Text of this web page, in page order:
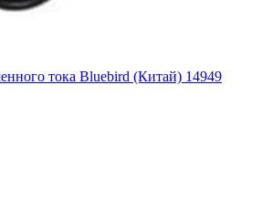
тока Bluebird (Китай) 14949